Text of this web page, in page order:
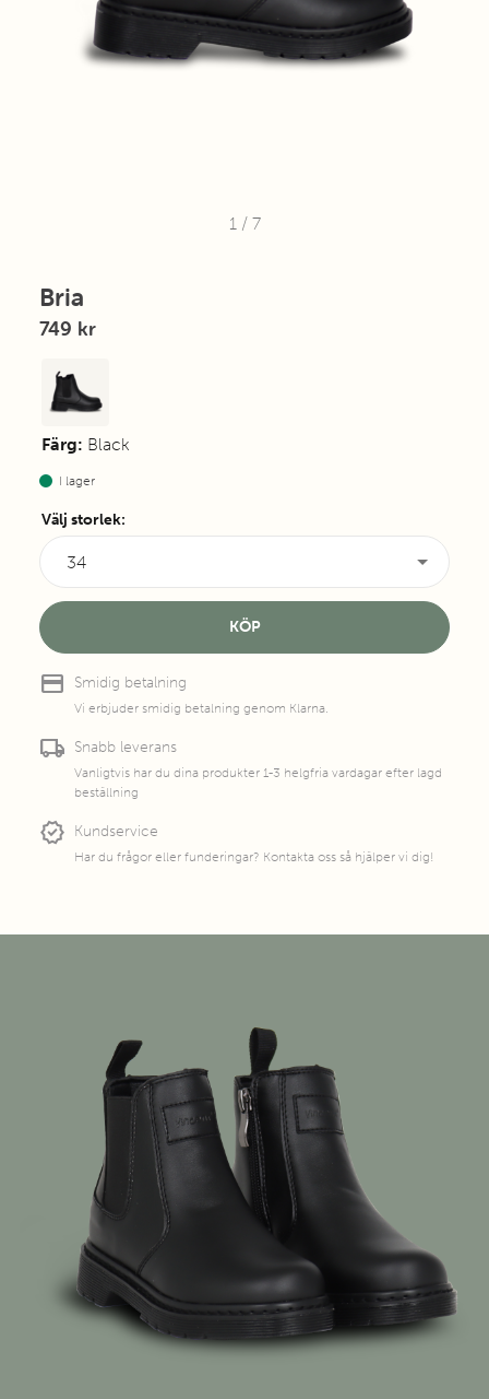
1/ 7
Bria
749 kr
Färg: Black
I lager
Välj storlek:
34
KÖP
credit_card Smidig betalning
Vi erbjuder smidig betalning genom Klarna.
local_shipping Snabb leverans
Vanligtvis har du dina produkter 1-3 helgfria vardagar efter lagd
beställning
new_releases Kundservice
Har du frågor eller funderingar? Kontakta oss så hjälper vi dig!